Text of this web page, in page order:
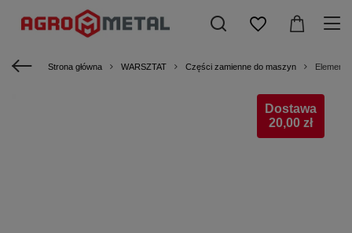
Strona główna WARSZTAT Części zamienne do maszyn Element
Dostawa
20,00 zł